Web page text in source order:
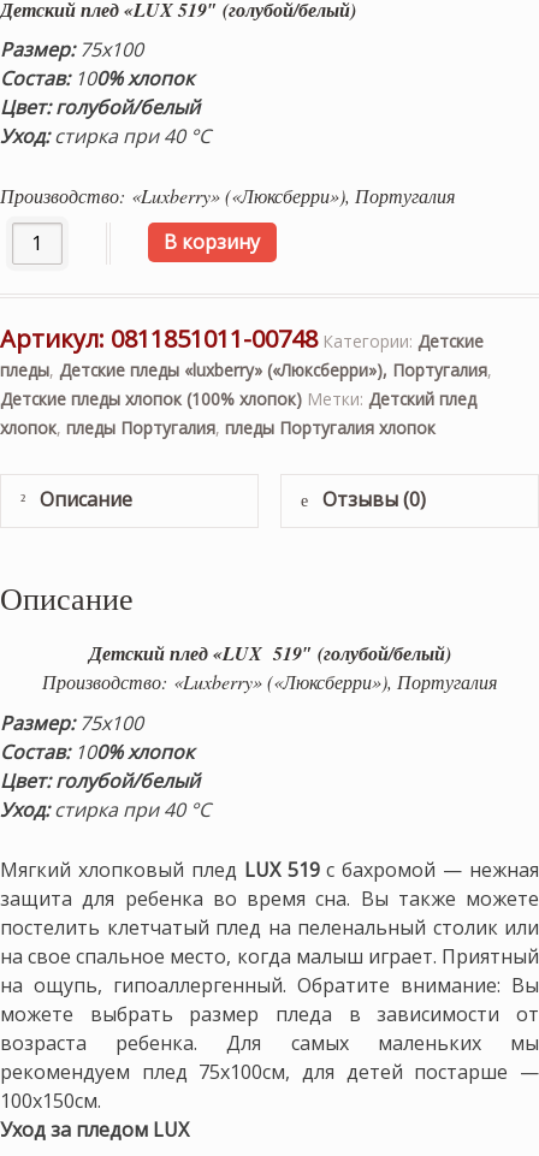
Детский плед «LUX 519″ (голубой/белый)
Размер:75х100
Состав:100% хлопок
Цвет: голубой/белый
Уход:стирка при 40 °С
Производство: «Luxberry» («Люксберри»), Португалия
Количество товара детский плед хлопок «LUX 519″
В корзину
Артикул: 0811851011-00748 Категории: Детские
пледы, Детские пледы «luxberry» («Люксберри»), Португалия,
Детские пледы хлопок (100% хлопок) Метки: Детский плед
хлопок, пледы Португалия, пледы Португалия хлопок
Описание Отзывы (0)
Описание
Детский плед «LUX 519″ (голубой/белый)
Производство: «Luxberry» («Люксберри»), Португалия
Размер:75х100
Состав:100% хлопок
Цвет: голубой/белый
Уход:стирка при 40 °С
Мягкий хлопковый плед LUX 519с бахромой — нежная
защита для ребенка во время сна. Вы также можете
постелить клетчатый плед на пеленальный столик или
на свое спальное место, когда малыш играет. Приятный
на ощупь, гипоаллергенный. Обратите внимание: Вы
можете выбрать размер пледа в зависимости от
возраста ребенка. Для самых маленьких мы
рекомендуем плед 75х100см, для детей постарше —
100х150см.
Уход за пледом LUX